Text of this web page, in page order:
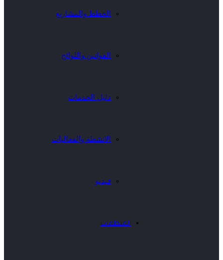
الخطط والمشاريع
القوانين واللوائح
دليل الخدمات
الانشطة والفعاليات
فيديو
المنظمات